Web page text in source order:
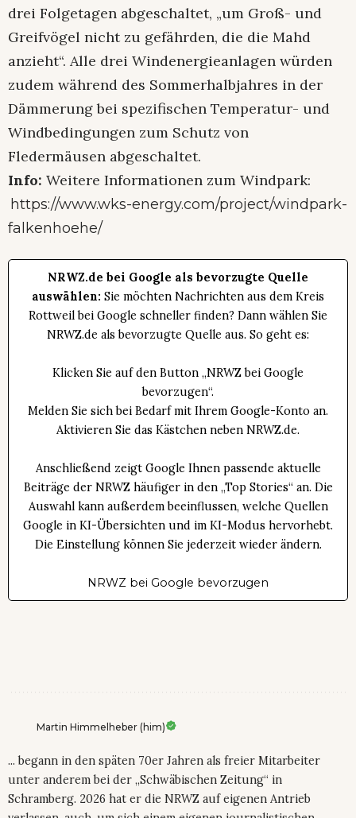
drei Folgetagen abgeschaltet, „um Groß- und
Greifvögel nicht zu gefährden, die die Mahd
anzieht“. Alle drei Windenergieanlagen würden
zudem während des Sommerhalbjahres in der
Dämmerung bei spezifischen Temperatur- und
Windbedingungen zum Schutz von
Fledermäusen abgeschaltet.
Info: Weitere Informationen zum Windpark:
https://www.wks-energy.com/project/windpark-
falkenhoehe/
NRWZ.de bei Google als bevorzugte Quelle
auswählen: Sie möchten Nachrichten aus dem Kreis
Rottweil bei Google schneller finden? Dann wählen Sie
NRWZ.de als bevorzugte Quelle aus. So geht es:
Klicken Sie auf den Button „NRWZ bei Google
bevorzugen“.
Melden Sie sich bei Bedarf mit Ihrem Google-Konto an.
Aktivieren Sie das Kästchen neben NRWZ.de.
Anschließend zeigt Google Ihnen passende aktuelle
Beiträge der NRWZ häufiger in den „Top Stories“ an. Die
Auswahl kann außerdem beeinflussen, welche Quellen
Google in KI-Übersichten und im KI-Modus hervorhebt.
Die Einstellung können Sie jederzeit wieder ändern.
NRWZ bei Google bevorzugen
Martin Himmelheber (him)
... begann in den späten 70er Jahren als freier Mitarbeiter
unter anderem bei der „Schwäbischen Zeitung“ in
Schramberg. 2026 hat er die NRWZ auf eigenen Antrieb